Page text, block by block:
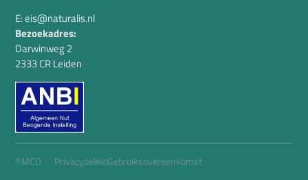
E: eis@naturalis.nl
Bezoekadres:
Darwinweg 2
2333 CR Leiden
©MCO PrivacybeleidGebruiksovereenkomst